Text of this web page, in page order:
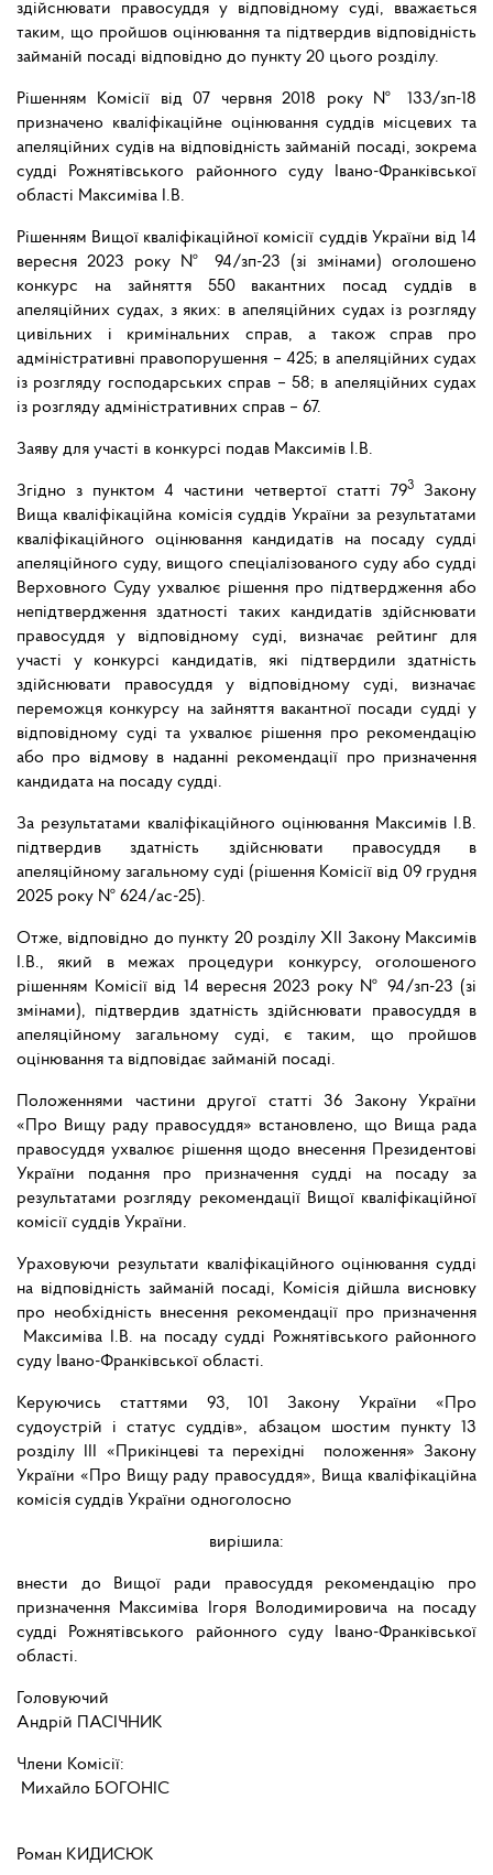
здійснювати правосуддя у відповідному суді, вважається
таким, що пройшов оцінювання та підтвердив відповідність
займаній посаді відповідно до пункту 20 цього розділу.
Рішенням Комісії від 07 червня 2018 року № 133/зп-18
призначено кваліфікаційне оцінювання суддів місцевих та
апеляційних судів на відповідність займаній посаді, зокрема
судді Рожнятівського районного суду Івано-Франківської
області Максиміва І.В.
Рішенням Вищої кваліфікаційної комісії суддів України від 14
вересня 2023 року № 94/зп-23 (зі змінами) оголошено
конкурс на зайняття 550 вакантних посад суддів в
апеляційних судах, з яких: в апеляційних судах із розгляду
цивільних і кримінальних справ, а також справ про
адміністративні правопорушення – 425; в апеляційних судах
із розгляду господарських справ – 58; в апеляційних судах
із розгляду адміністративних справ – 67.
Заяву для участі в конкурсі подав Максимів І.В.
Згідно з пунктом 4 частини четвертої статті 793
Закону
Вища кваліфікаційна комісія суддів України за результатами
кваліфікаційного оцінювання кандидатів на посаду судді
апеляційного суду, вищого спеціалізованого суду або судді
Верховного Суду ухвалює рішення про підтвердження або
непідтвердження здатності таких кандидатів здійснювати
правосуддя у відповідному суді, визначає рейтинг для
участі у конкурсі кандидатів, які підтвердили здатність
здійснювати правосуддя у відповідному суді, визначає
переможця конкурсу на зайняття вакантної посади судді у
відповідному суді та ухвалює рішення про рекомендацію
або про відмову в наданні рекомендації про призначення
кандидата на посаду судді.
За результатами кваліфікаційного оцінювання Максимів І.В.
підтвердив здатність здійснювати правосуддя в
апеляційному загальному суді (рішення Комісії від 09 грудня
2025 року № 624/ас-25).
Отже, відповідно до пункту 20 розділу ХІІ Закону Максимів
І.В., який в межах процедури конкурсу, оголошеного
рішенням Комісії від 14 вересня 2023 року № 94/зп-23 (зі
змінами), підтвердив здатність здійснювати правосуддя в
апеляційному загальному суді, є таким, що пройшов
оцінювання та відповідає займаній посаді.
Положеннями частини другої статті 36 Закону України
«Про Вищу раду правосуддя» встановлено, що Вища рада
правосуддя ухвалює рішення щодо внесення Президентові
України подання про призначення судді на посаду за
результатами розгляду рекомендації Вищої кваліфікаційної
комісії суддів України.
Ураховуючи результати кваліфікаційного оцінювання судді
на відповідність займаній посаді, Комісія дійшла висновку
про необхідність внесення рекомендації про призначення
Максиміва І.В. на посаду судді Рожнятівського районного
суду Івано-Франківської області.
Керуючись статтями 93, 101 Закону України «Про
судоустрій і статус суддів», абзацом шостим пункту 13
розділу III «Прикінцеві та перехідні положення» Закону
України «Про Вищу раду правосуддя», Вища кваліфікаційна
комісія суддів України одноголосно
вирішила:
внести до Вищої ради правосуддя рекомендацію про
призначення Максиміва Ігоря Володимировича на посаду
судді Рожнятівського районного суду Івано-Франківської
області.
Головуючий
Андрій ПАСІЧНИК
Члени Комісії:
Михайло БОГОНІС
Роман КИДИСЮК